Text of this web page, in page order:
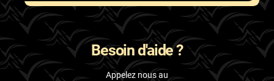
Besoin d'aide ?
Appelez nous au